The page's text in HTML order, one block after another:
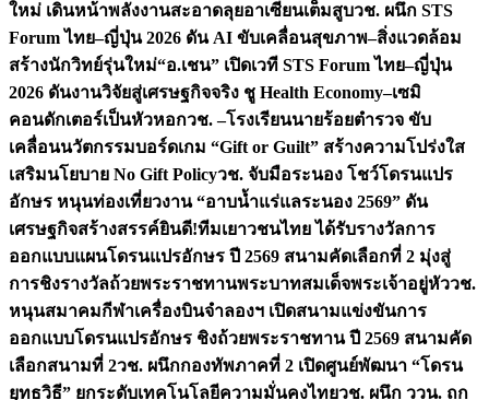
ใหม่ เดินหน้าพลังงานสะอาดลุยอาเซียนเต็มสูบวช. ผนึก STS
Forum ไทย–ญี่ปุ่น 2026 ดัน AI ขับเคลื่อนสุขภาพ–สิ่งแวดล้อม
สร้างนักวิทย์รุ่นใหม่“อ.เชน” เปิดเวที STS Forum ไทย–ญี่ปุ่น
2026 ดันงานวิจัยสู่เศรษฐกิจจริง ชู Health Economy–เซมิ
คอนดักเตอร์เป็นหัวหอกวช. –โรงเรียนนายร้อยตำรวจ ขับ
เคลื่อนนวัตกรรมบอร์ดเกม “Gift or Guilt” สร้างความโปร่งใส
เสริมนโยบาย No Gift Policyวช. จับมือระนอง โชว์โดรนแปร
อักษร หนุนท่องเที่ยวงาน “อาบน้ำแร่แลระนอง 2569” ดัน
เศรษฐกิจสร้างสรรค์ยินดี!ทีมเยาวชนไทย ได้รับรางวัลการ
ออกแบบแผนโดรนแปรอักษร ปี 2569 สนามคัดเลือกที่ 2 มุ่งสู่
การชิงรางวัลถ้วยพระราชทานพระบาทสมเด็จพระเจ้าอยู่หัววช.
หนุนสมาคมกีฬาเครื่องบินจำลองฯ เปิดสนามแข่งขันการ
ออกแบบโดรนแปรอักษร ชิงถ้วยพระราชทาน ปี 2569 สนามคัด
เลือกสนามที่ 2วช. ผนึกกองทัพภาคที่ 2 เปิดศูนย์พัฒนา “โดรน
ยุทธวิธี” ยกระดับเทคโนโลยีความมั่นคงไทยวช. ผนึก ววน. ถก